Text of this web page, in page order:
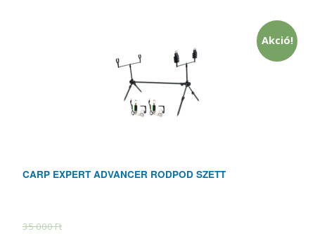
Akció!
CARP EXPERT ADVANCER RODPOD SZETT
35 000Ft